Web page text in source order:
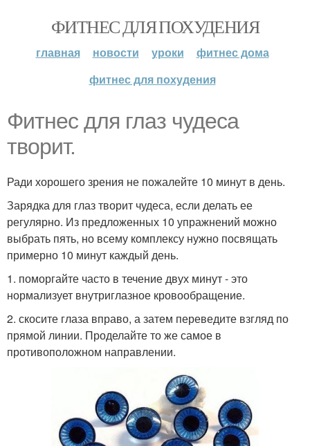
ФИТНЕС ДЛЯ ПОХУДЕНИЯ
главная новости уроки
фитнес дома
фитнес для похудения
Фитнес для глаз чудеса
творит.
Ради хорошего зрения не пожалейте 10 минут в день.
Зарядка для глаз творит чудеса, если делать ее
регулярно. Из предложенных 10 упражнений можно
выбрать пять, но всему комплексу нужно посвящать
примерно 10 минут каждый день.
1. поморгайте часто в течение двух минут - это
нормализует внутриглазное кровообращение.
2. скосите глаза вправо, а затем переведите взгляд по
прямой линии. Проделайте то же самое в
противоположном направлении.